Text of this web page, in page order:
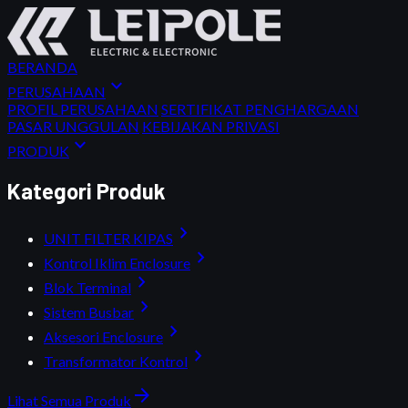
BERANDA
PERUSAHAAN expand_more
PROFIL PERUSAHAAN SERTIFIKAT PENGHARGAAN
PASAR UNGGULAN KEBIJAKAN PRIVASI
PRODUK expand_more
Kategori Produk
UNIT FILTER KIPAS chevron_right
Kontrol Iklim Enclosure chevron_right
Blok Terminal chevron_right
Sistem Busbar chevron_right
Aksesori Enclosure chevron_right
Transformator Kontrol chevron_right
Lihat Semua Produk arrow_forward